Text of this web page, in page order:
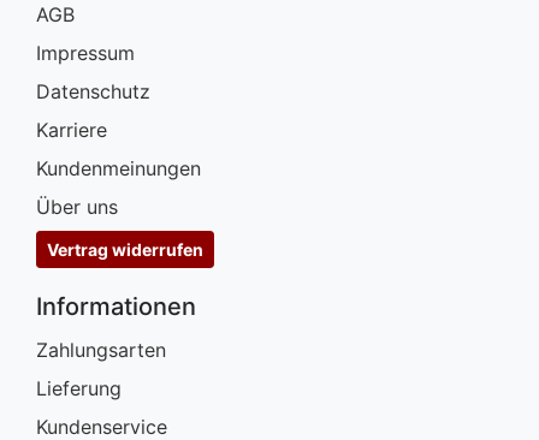
AGB
Impressum
Datenschutz
Karriere
Kundenmeinungen
Über uns
Vertrag widerrufen
Informationen
Zahlungsarten
Lieferung
Kundenservice